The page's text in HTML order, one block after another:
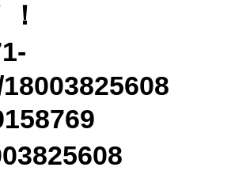
18003825608